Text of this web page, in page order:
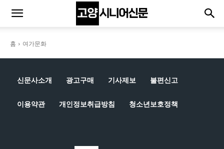
홈 여가문화
신문사소개 광고구매 기사제보 불편신고
이용약관 개인정보취급방침 청소년보호정책